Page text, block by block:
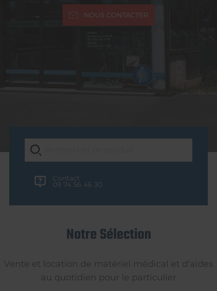
NOUS CONTACTER
Contact
09 74 56 46 30
Notre Sélection
Vente et location de matériel médical et d'aides
au quotidien pour le particulier